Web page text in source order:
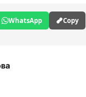
WhatsApp Copy